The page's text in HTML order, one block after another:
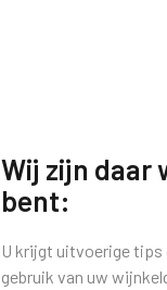
Wij zijn daar
bent:
U krijgt uitvoerige tips
gebruik van uw